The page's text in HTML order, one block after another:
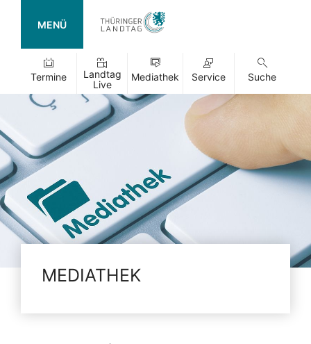
MENÜ
Termine
Landtag
Live
Mediathek Service Suche
MEDIATHEK